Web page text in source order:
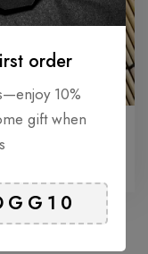
for the skin
order
10%
gift when